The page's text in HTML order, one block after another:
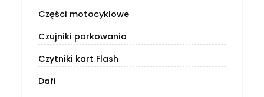
Części motocyklowe
Czujniki parkowania
Czytniki kart Flash
Dafi